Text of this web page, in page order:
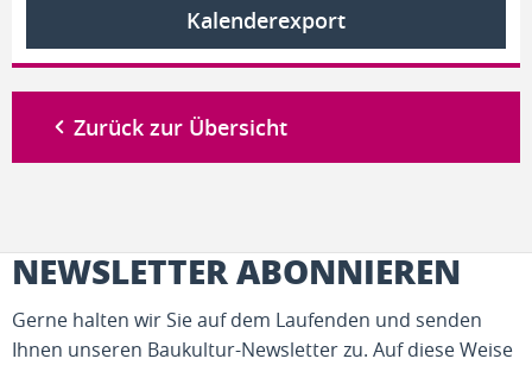
Kalenderexport
Zurück zur Übersicht
NEWSLETTER ABONNIEREN
Gerne halten wir Sie auf dem Laufenden und senden
Ihnen unseren Baukultur-Newsletter zu. Auf diese Weise